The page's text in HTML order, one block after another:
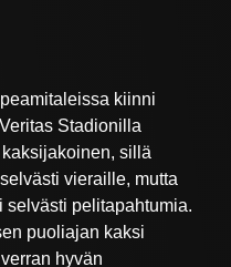
kiinni
Stadionilla
sillä
vieraille, mutta
pelitapahtumia.
puoliajan kaksi
hyvän